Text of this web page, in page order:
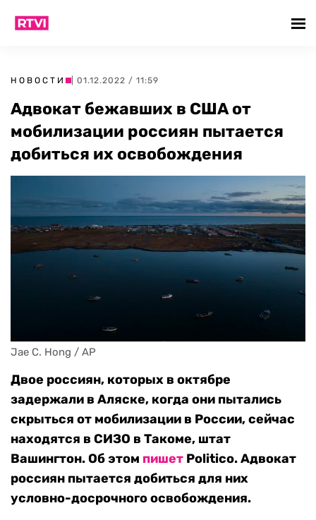
НОВОСТИ | 01.12.2022 / 11:59
Адвокат бежавших в США от
мобилизации россиян пытается
добиться их освобождения
Jae C. Hong / AP
Двое россиян, которых в октябре
задержали в Аляске, когда они пытались
скрыться от мобилизации в России, сейчас
находятся в СИЗО в Такоме, штат
Вашингтон. Об этом пишет Politico. Адвокат
россиян пытается добиться для них
условно-досрочного освобождения.